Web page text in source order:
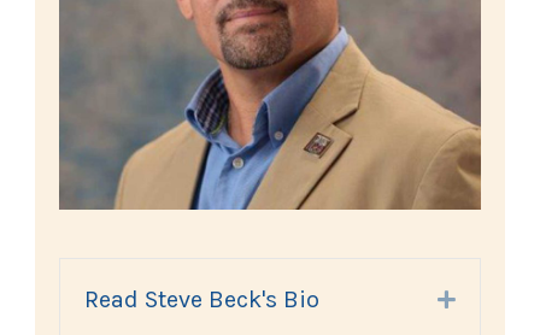
Read Steve Beck's Bio Expand